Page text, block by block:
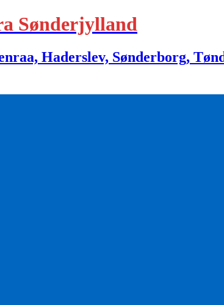
Sønderjylland
Haderslev, Sønderborg,